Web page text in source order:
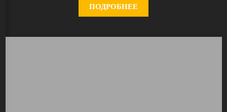
ПОДРОБНЕЕ